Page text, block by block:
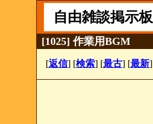
自由雑談掲示板
[1025] 作業用BGM
[返信] [検索] [最古] [最新]